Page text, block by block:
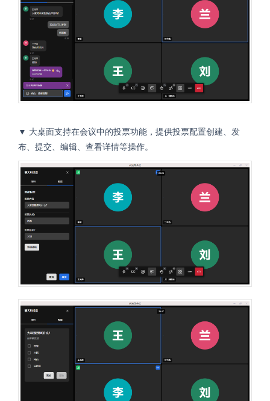
▼ 大桌面支持在会议中的投票功能，提供投票配置创建、发
布、提交、编辑、查看详情等操作。